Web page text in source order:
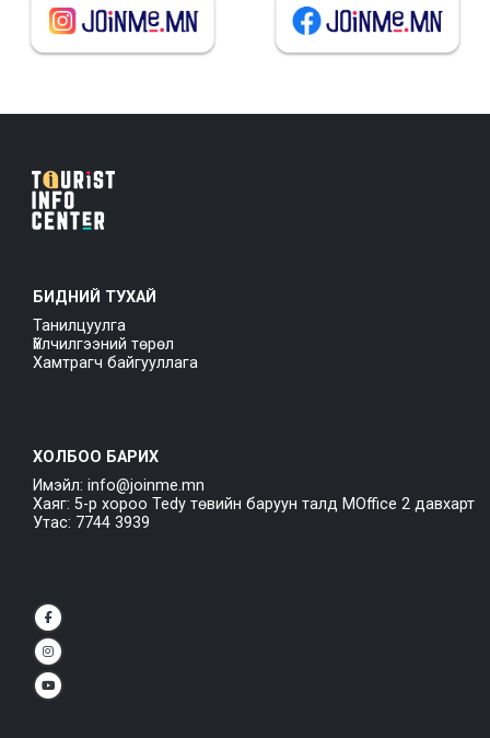
БИДНИЙ ТУХАЙ
Танилцуулга
Үйлчилгээний төрөл
Хамтрагч байгууллага
ХОЛБОО БАРИХ
Имэйл: info@joinme.mn
Хаяг: 5-р хороо Tedy төвийн баруун талд MOffice 2 давхарт
Утас: 7744 3939